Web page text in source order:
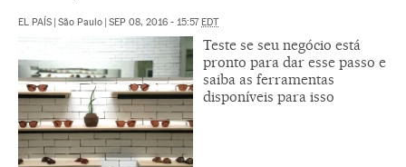
EL PAÍS | São Paulo | SEP 08, 2016 - 15:57EDT
Teste se seu negócio está
pronto para dar esse passo e
saiba as ferramentas
disponíveis para isso